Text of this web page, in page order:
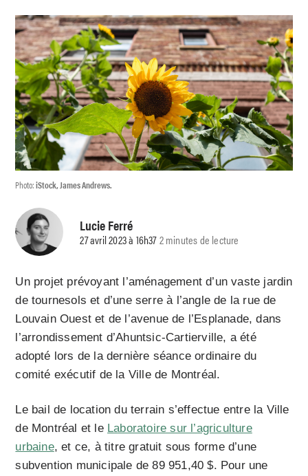
Photo:iStock, James Andrews.
Lucie Ferré
27 avril 2023 à 16h372 minutes de lecture
Un projet prévoyant l’aménagement d’un vaste jardin
de tournesols et d’une serre à l’angle de la rue de
Louvain Ouest et de l’avenue de l’Esplanade, dans
l’arrondissement d’Ahuntsic-Cartierville, a été
adopté lors de la dernière séance ordinaire du
comité exécutif de la Ville de Montréal.
Le bail de location du terrain s’effectue entre la Ville
de Montréal et le Laboratoire sur l’agriculture
urbaine, et ce, à titre gratuit sous forme d’une
subvention municipale de 89 951,40 $. Pour une